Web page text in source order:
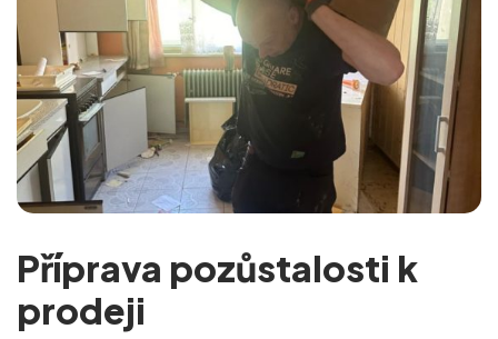
Příprava pozůstalosti k
prodeji